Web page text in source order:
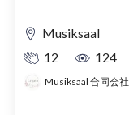
Musiksaal
12
124
Musiksaal 合同会